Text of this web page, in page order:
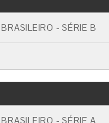
- SÉRIE B
- SÉRIE A